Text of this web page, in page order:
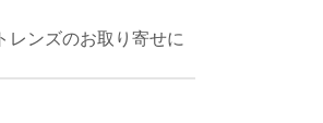
レンズのお取り寄せに